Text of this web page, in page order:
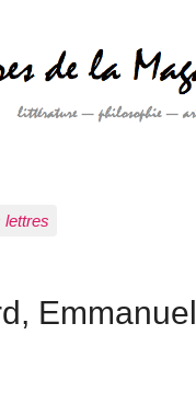
lettres
Emmanuel